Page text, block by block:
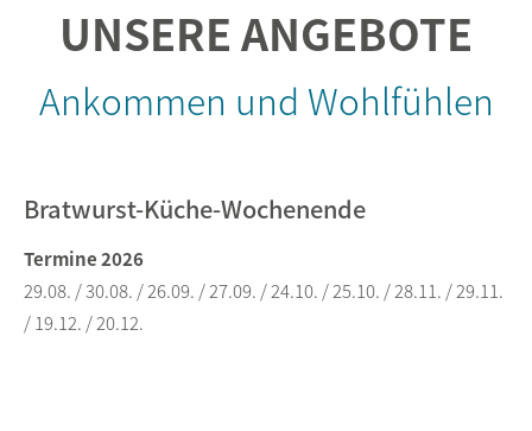
UNSERE ANGEBOTE
Ankommen und Wohlfühlen
Bratwurst-Küche-Wochenende
Termine 2026
29.08. / 30.08. / 26.09. / 27.09. / 24.10. / 25.10. / 28.11. / 29.11.
/ 19.12. / 20.12.